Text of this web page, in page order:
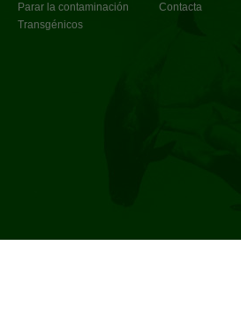
Parar la contaminación
Transgénicos
Contacta